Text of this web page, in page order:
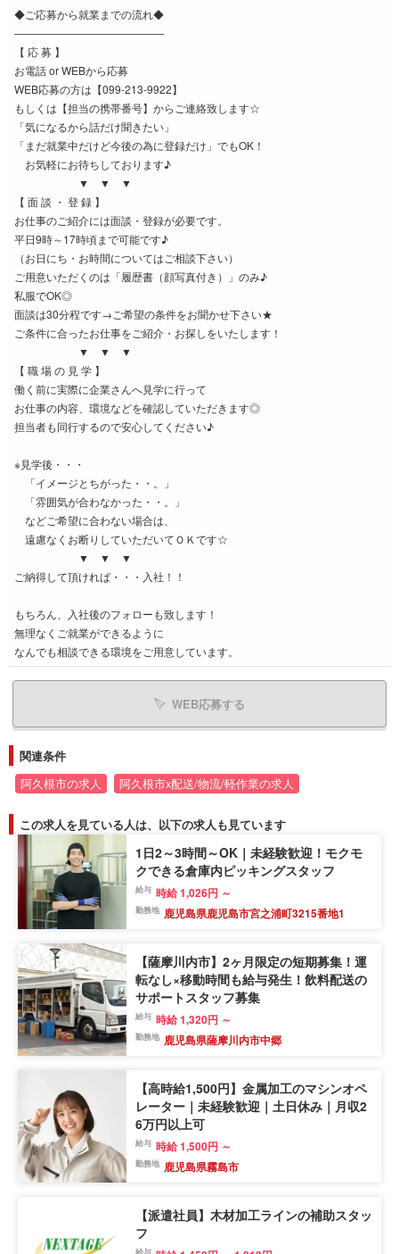
◆ご応募から就業までの流れ◆
――――――――――――――
【 応 募 】
お電話 or WEBから応募
WEB応募の方は【099-213-9922】
もしくは【担当の携帯番号】からご連絡致します☆
「気になるから話だけ聞きたい」
「まだ就業中だけど今後の為に登録だけ」でもOK！
お気軽にお待ちしております♪
▼ ▼ ▼
【 面 談 ・ 登 録 】
お仕事のご紹介には面談・登録が必要です。
平日9時～17時頃まで可能です♪
（お日にち・お時間についてはご相談下さい）
ご用意いただくのは「履歴書（顔写真付き）」のみ♪
私服でOK◎
面談は30分程です→ご希望の条件をお聞かせ下さい★
ご条件に合ったお仕事をご紹介・お探しをいたします！
▼ ▼ ▼
【 職 場 の 見 学 】
働く前に実際に企業さんへ見学に行って
お仕事の内容、環境などを確認していただきます◎
担当者も同行するので安心してください♪
※見学後・・・
「イメージとちがった・・。」
「雰囲気が合わなかった・・。」
などご希望に合わない場合は、
遠慮なくお断りしていただいてＯＫです☆
▼ ▼ ▼
ご納得して頂ければ・・・入社！！
もちろん、入社後のフォローも致します！
無理なくご就業ができるように
なんでも相談できる環境をご用意しています。
WEB応募する
関連条件
阿久根市の求人 阿久根市x配送/物流/軽作業の求人
この求人を見ている人は、以下の求人も見ています
1日2～3時間～OK｜未経験歓迎！モクモ
クできる倉庫内ピッキングスタッフ
給与 時給 1,026円 ～
勤務地 鹿児島県鹿児島市宮之浦町3215番地1
【薩摩川内市】2ヶ月限定の短期募集！運
転なし×移動時間も給与発生！飲料配送の
サポートスタッフ募集
給与 時給 1,320円 ～
勤務地 鹿児島県薩摩川内市中郷
【高時給1,500円】金属加工のマシンオペ
レーター｜未経験歓迎｜土日休み｜月収2
6万円以上可
給与 時給 1,500円 ～
勤務地 鹿児島県霧島市
【派遣社員】木材加工ラインの補助スタッ
フ